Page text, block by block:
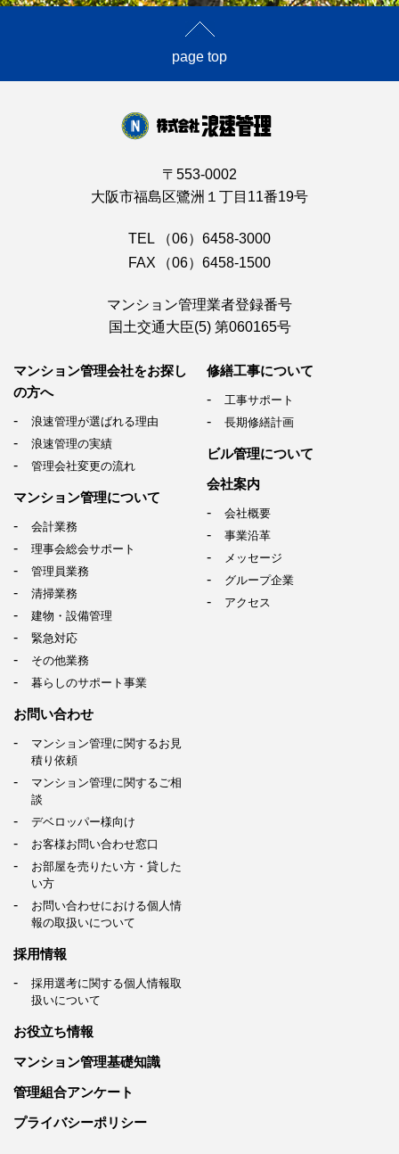
page top
〒553-0002
大阪市福島区鷺洲１丁目11番19号
TEL
（06）6458-3000
FAX
（06）6458-1500
マンション管理業者登録番号
国土交通大臣(5) 第060165号
マンション管理会社をお探し
の方へ
浪速管理が選ばれる理由
浪速管理の実績
管理会社変更の流れ
マンション管理について
会計業務
理事会総会サポート
管理員業務
清掃業務
建物・設備管理
緊急対応
その他業務
暮らしのサポート事業
修繕工事について
工事サポート
長期修繕計画
ビル管理について
会社案内
会社概要
事業沿革
メッセージ
グループ企業
アクセス
お問い合わせ
マンション管理に関するお見
積り依頼
マンション管理に関するご相
談
デベロッパー様向け
お客様お問い合わせ窓口
お部屋を売りたい方・貸した
い方
お問い合わせにおける個人情
報の取扱いについて
採用情報
採用選考に関する個人情報取
扱いについて
お役立ち情報
マンション管理基礎知識
管理組合アンケート
プライバシーポリシー